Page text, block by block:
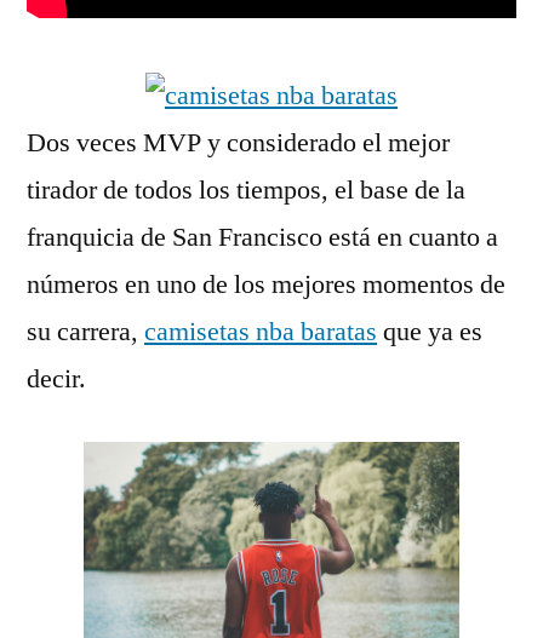
Dos veces MVP y considerado el mejor
tirador de todos los tiempos, el base de la
franquicia de San Francisco está en cuanto a
números en uno de los mejores momentos de
su carrera, camisetas nba baratas que ya es
decir.